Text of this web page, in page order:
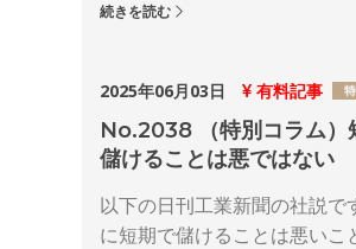
続きを読む
2025年06月03日 有料記事
No.2038 （特別コラム）
儲けることは悪ではない
以下の日刊工業新聞の社説で
に短期で儲けることは悪いこ